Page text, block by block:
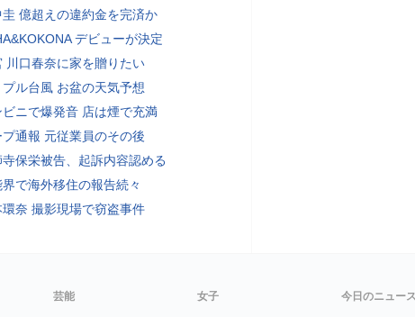
圭 億超えの違約金を完済か
デビューが決定
川口春奈に家を贈りたい
プル台風 お盆の天気予想
ビニで爆発音 店は煙で充満
プ通報 元従業員のその後
寺保栄被告、起訴内容認める
で海外移住の報告続々
環奈 撮影現場で窃盗事件
芸能 女子 今日のニュース